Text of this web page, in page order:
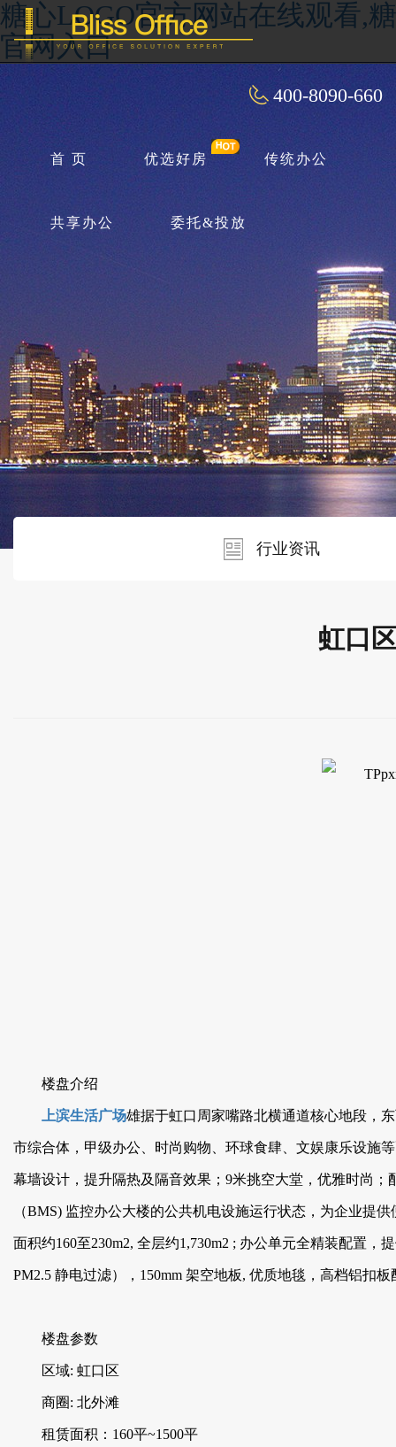
糖心LOGO官方网站在线观看,
官网入口
400-8090-660
首 页 优选好房 传统办公
共享办公 委托&投放
行业资讯
虹口
楼盘介绍
上滨生活广场雄据于虹口周家嘴路北横通道核心地段，
市综合体，甲级办公、时尚购物、环球食肆、文娱
幕墙设计，提升隔热及隔音效果；9米挑空大堂，优雅时
（BMS) 监控办公大楼的公共机电设施运行状态，为企业提供便
面积约160至230m2, 全层约1,730m2 ; 办公单元全精装配置
PM2.5 静电过滤），150mm 架空地板, 优质地毯，高档铝扣板
楼盘参数
区域: 虹口区
商圈: 北外滩
租赁面积：160平~1500平